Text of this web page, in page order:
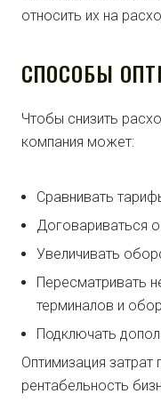
относить их на
СПОСОБЫ
Чтобы снизить
компания может:
Сравнивать
Договариваться
Увеличивать
Пересматривать
терминалов и
Подключать
Оптимизация затрат
рентабельность